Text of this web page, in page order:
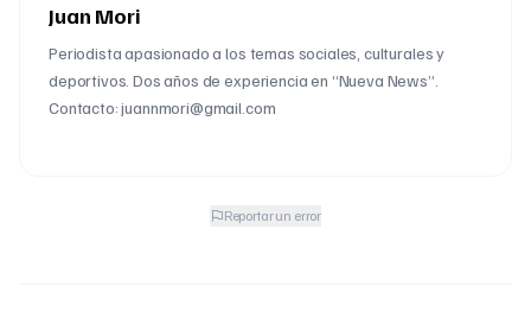
Juan Mori
Periodista apasionado a los temas sociales, culturales y
deportivos. Dos años de experiencia en “Nueva News”.
Contacto: juannmori@gmail.com
Reportar un error